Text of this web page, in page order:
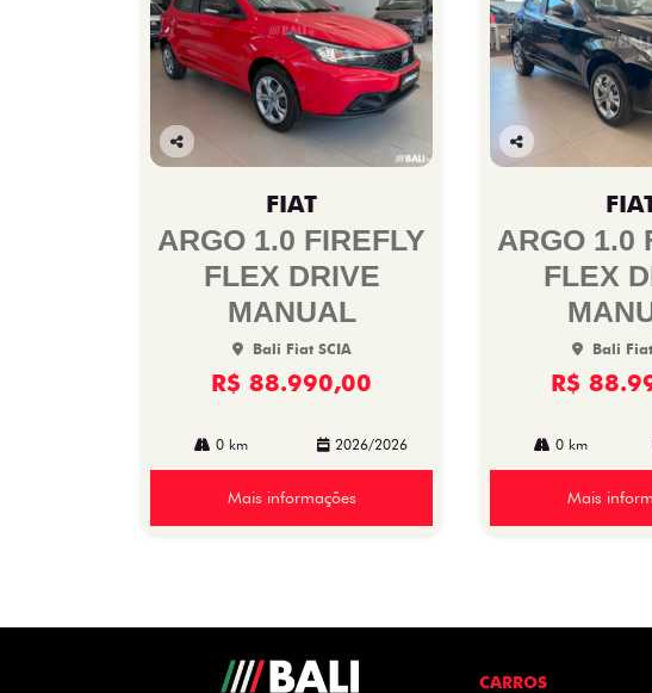
Co
lhe
FIAT
ARGO 1.0 FIREFLY
FLEX DRIVE
MANUAL
Bali Fiat SCIA
R$ 88.990,00
0 km 2026/2026
Mais informações
Co
lhe
ARGO 1.0
FLEX
Bali
R$
0 km
Mais
CARROS